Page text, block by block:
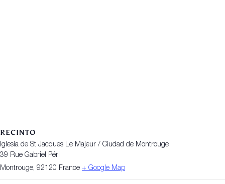
RECINTO
Iglesia de St Jacques Le Majeur / Ciudad de Montrouge
39 Rue Gabriel Péri
Montrouge, 92120 France + Google Map